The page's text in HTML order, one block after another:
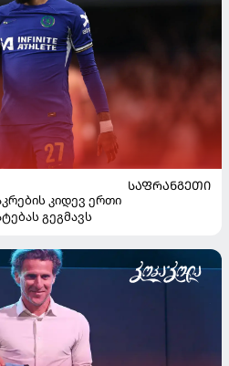
ᲡᲐᲤᲠᲐᲜᲒᲔᲗᲘ
კიდევ ერთი
გეგმავს